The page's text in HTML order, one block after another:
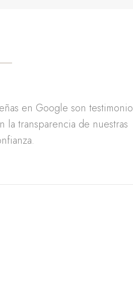
en Google son testimonio
transparencia de nuestras